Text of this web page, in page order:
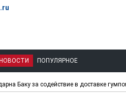
ПОПУЛЯРНОЕ
Баку за содействие в доставке
(Отр.